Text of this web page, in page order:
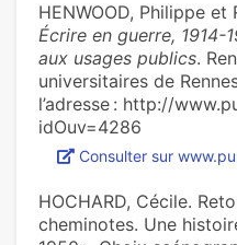
HENWOOD, Philippe et
Écrire en guerre, 1914-
aux usages publics.
universitaires de
l’adresse : http://
idOuv=4286
Consulter sur
HOCHARD, Cécile.
cheminotes. Une